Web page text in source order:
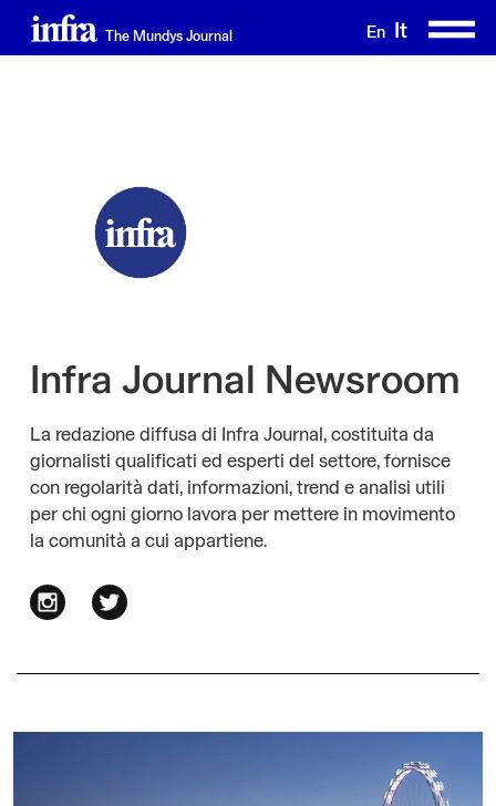
Salta
The Mundys Journal En It
Infra Journal Newsroom
La redazione diffusa di Infra Journal, costituita da
giornalisti qualificati ed esperti del settore, fornisce
con regolarità dati, informazioni, trend e analisi utili
per chi ogni giorno lavora per mettere in movimento
la comunità a cui appartiene.